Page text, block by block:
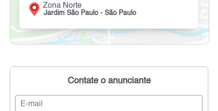
Zona Norte
Jardim São Paulo - São Paulo
Contate o anunciante